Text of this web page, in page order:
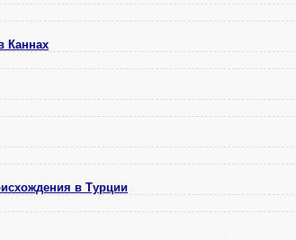
Каннах
в Турции